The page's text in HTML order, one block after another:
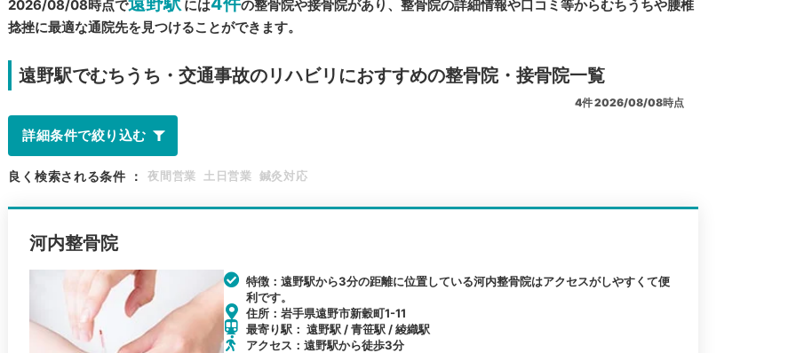
2026/08/08時点で には
の整骨院や接骨院があり、整骨院の詳細情報や口コミ等からむちうちや腰椎
捻挫に最適な通院先を見つけることができます。
遠野駅でむちうち・交通事故のリハビリにおすすめの整骨院・接骨院一覧
4件2026/08/08時点
詳細条件で絞り込む
良く検索される条件 ： 夜間営業 土日営業 鍼灸対応
河内整骨院
特徴：遠野駅から3分の距離に位置している河内整骨院はアクセスがしやすくて便
利です。
住所：岩手県遠野市新穀町1-11
最寄り駅： 遠野駅 / 青笹駅 / 綾織駅
アクセス：遠野駅から徒歩3分